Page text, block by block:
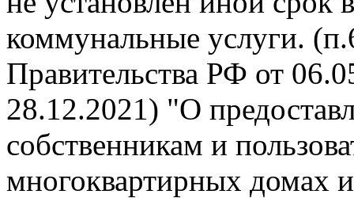
коммунальные услуги.
Правительства РФ от
28.12.2021) "О
собственникам и
многоквартирных